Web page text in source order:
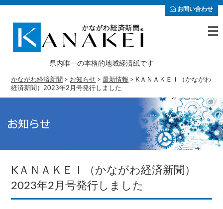
お問い合わせ
県内唯一の本格的地域経済紙です
かながわ経済新聞 > お知らせ >最新情報 > KＡＮＡＫＥＩ（かながわ
経済新聞）2023年2月号発行しました
KＡＮＡＫＥＩ（かながわ経済新聞）
2023年2月号発行しました